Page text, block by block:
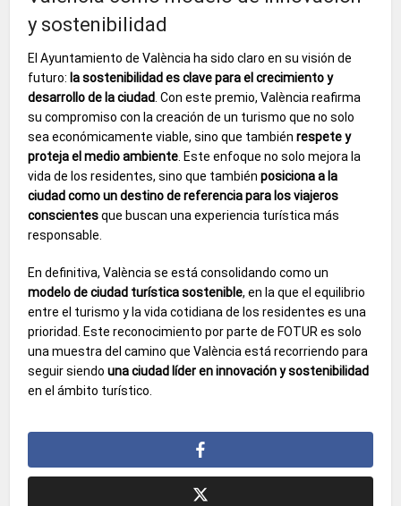
y sostenibilidad
El Ayuntamiento de València ha sido claro en su visión de
futuro: la sostenibilidad es clave para el crecimiento y
desarrollo de la ciudad . Con este premio, València reafirma
su compromiso con la creación de un turismo que no solo
sea económicamente viable, sino que tambiénrespete y
proteja el medio ambiente . Este enfoque no solo mejora la
vida de los residentes, sino que tambiénposiciona a la
ciudad como un destino de referencia para los viajeros
conscientesque buscan una experiencia turística más
responsable.
En definitiva, València se está consolidando como un
modelo de ciudad turística sostenible, en la que el equilibrio
entre el turismo y la vida cotidiana de los residentes es una
prioridad. Este reconocimiento por parte de FOTUR es solo
una muestra del camino que València está recorriendo para
seguir siendouna ciudad líder en innovación y sostenibilidad
en el ámbito turístico.